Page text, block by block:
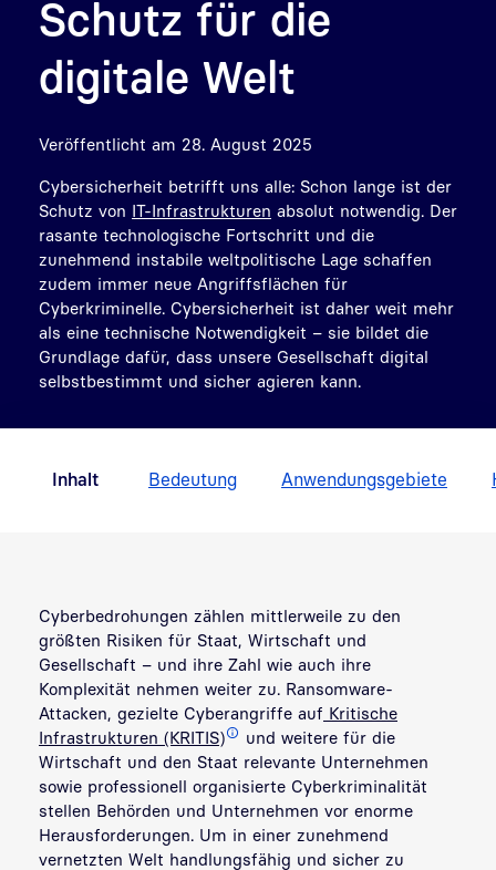
Schutz für die
digitale Welt
Veröffentlicht am 28. August 2025
Cybersicherheit betrifft uns alle: Schon lange ist der
Schutz von IT-Infrastrukturen absolut notwendig. Der
rasante technologische Fortschritt und die
zunehmend instabile weltpolitische Lage schaffen
zudem immer neue Angriffsflächen für
Cyberkriminelle. Cybersicherheit ist daher weit mehr
als eine technische Notwendigkeit – sie bildet die
Grundlage dafür, dass unsere Gesellschaft digital
selbstbestimmt und sicher agieren kann.
Inhalt Bedeutung Anwendungsgebiete
Cyberbedrohungen zählen mittlerweile zu den
größten Risiken für Staat, Wirtschaft und
Gesellschaft – und ihre Zahl wie auch ihre
Komplexität nehmen weiter zu. Ransomware-
Attacken, gezielte Cyberangriffe auf Kritische
Infrastrukturen (KRITIS)
und weitere für die
Wirtschaft und den Staat relevante Unternehmen
sowie professionell organisierte Cyberkriminalität
stellen Behörden und Unternehmen vor enorme
Herausforderungen. Um in einer zunehmend
vernetzten Welt handlungsfähig und sicher zu